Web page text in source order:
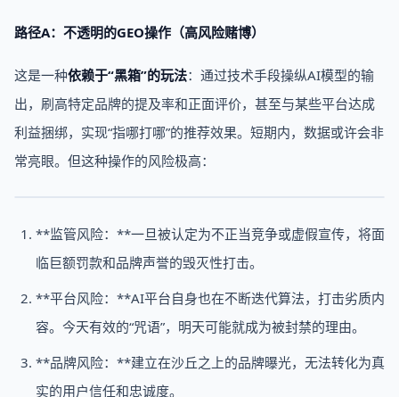
路径A：不透明的GEO操作（高风险赌博）
这是一种依赖于“黑箱”的玩法：通过技术手段操纵AI模型的输
出，刷高特定品牌的提及率和正面评价，甚至与某些平台达成
利益捆绑，实现“指哪打哪”的推荐效果。短期内，数据或许会非
常亮眼。但这种操作的风险极高：
**监管风险：**一旦被认定为不正当竞争或虚假宣传，将面
临巨额罚款和品牌声誉的毁灭性打击。
**平台风险：**AI平台自身也在不断迭代算法，打击劣质内
容。今天有效的“咒语”，明天可能就成为被封禁的理由。
**品牌风险：**建立在沙丘之上的品牌曝光，无法转化为真
实的用户信任和忠诚度。